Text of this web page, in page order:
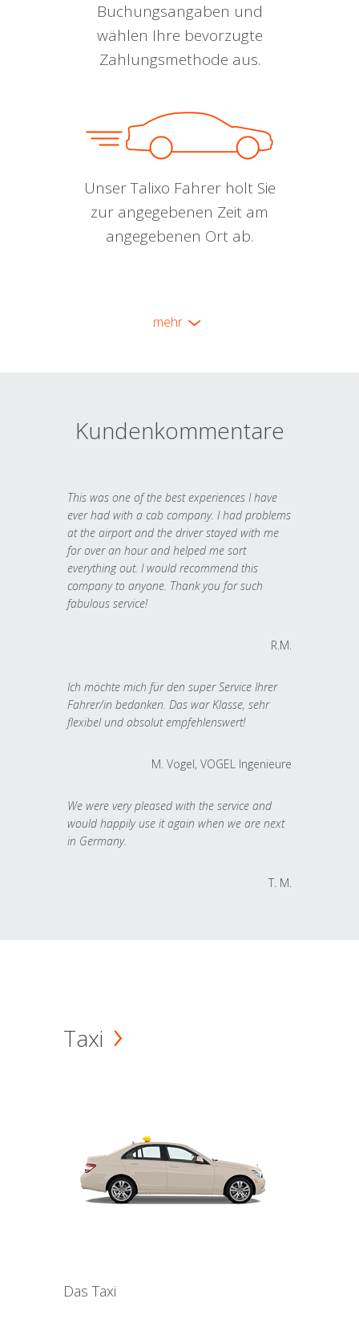
Buchungsangaben und
wählen Ihre bevorzugte
Zahlungsmethode aus.
Unser Talixo Fahrer holt Sie
zur angegebenen Zeit am
angegebenen Ort ab.
mehr
Kundenkommentare
This was one of the best experiences I have
ever had with a cab company. I had problems
at the airport and the driver stayed with me
for over an hour and helped me sort
everything out. I would recommend this
company to anyone. Thank you for such
fabulous service!
R.M.
Ich möchte mich für den super Service Ihrer
Fahrer/in bedanken. Das war Klasse, sehr
flexibel und absolut empfehlenswert!
M. Vogel, VOGEL Ingenieure
We were very pleased with the service and
would happily use it again when we are next
in Germany.
T. M.
Taxi
Das Taxi